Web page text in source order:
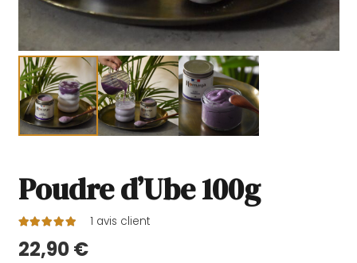
Poudre d’Ube 100g
1 avis client
22,90€